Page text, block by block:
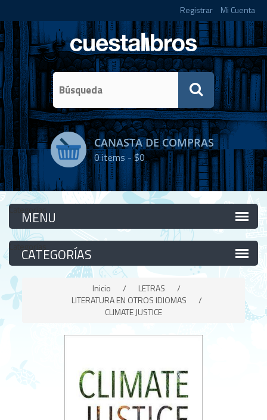
Registrar Mi Cuenta
CANASTA DE COMPRAS
0items -$0
Categorías
Categorías
Inicio / LETRAS
/
LITERATURA EN OTROS IDIOMAS
/
CLIMATE JUSTICE